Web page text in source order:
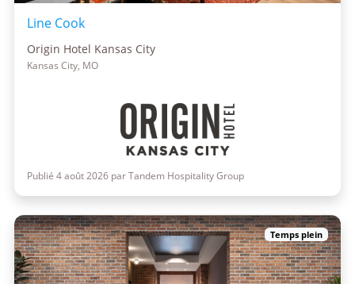
Line Cook
Origin Hotel Kansas City
Kansas City, MO
Publié 4 août 2026 par Tandem Hospitality Group
Temps plein